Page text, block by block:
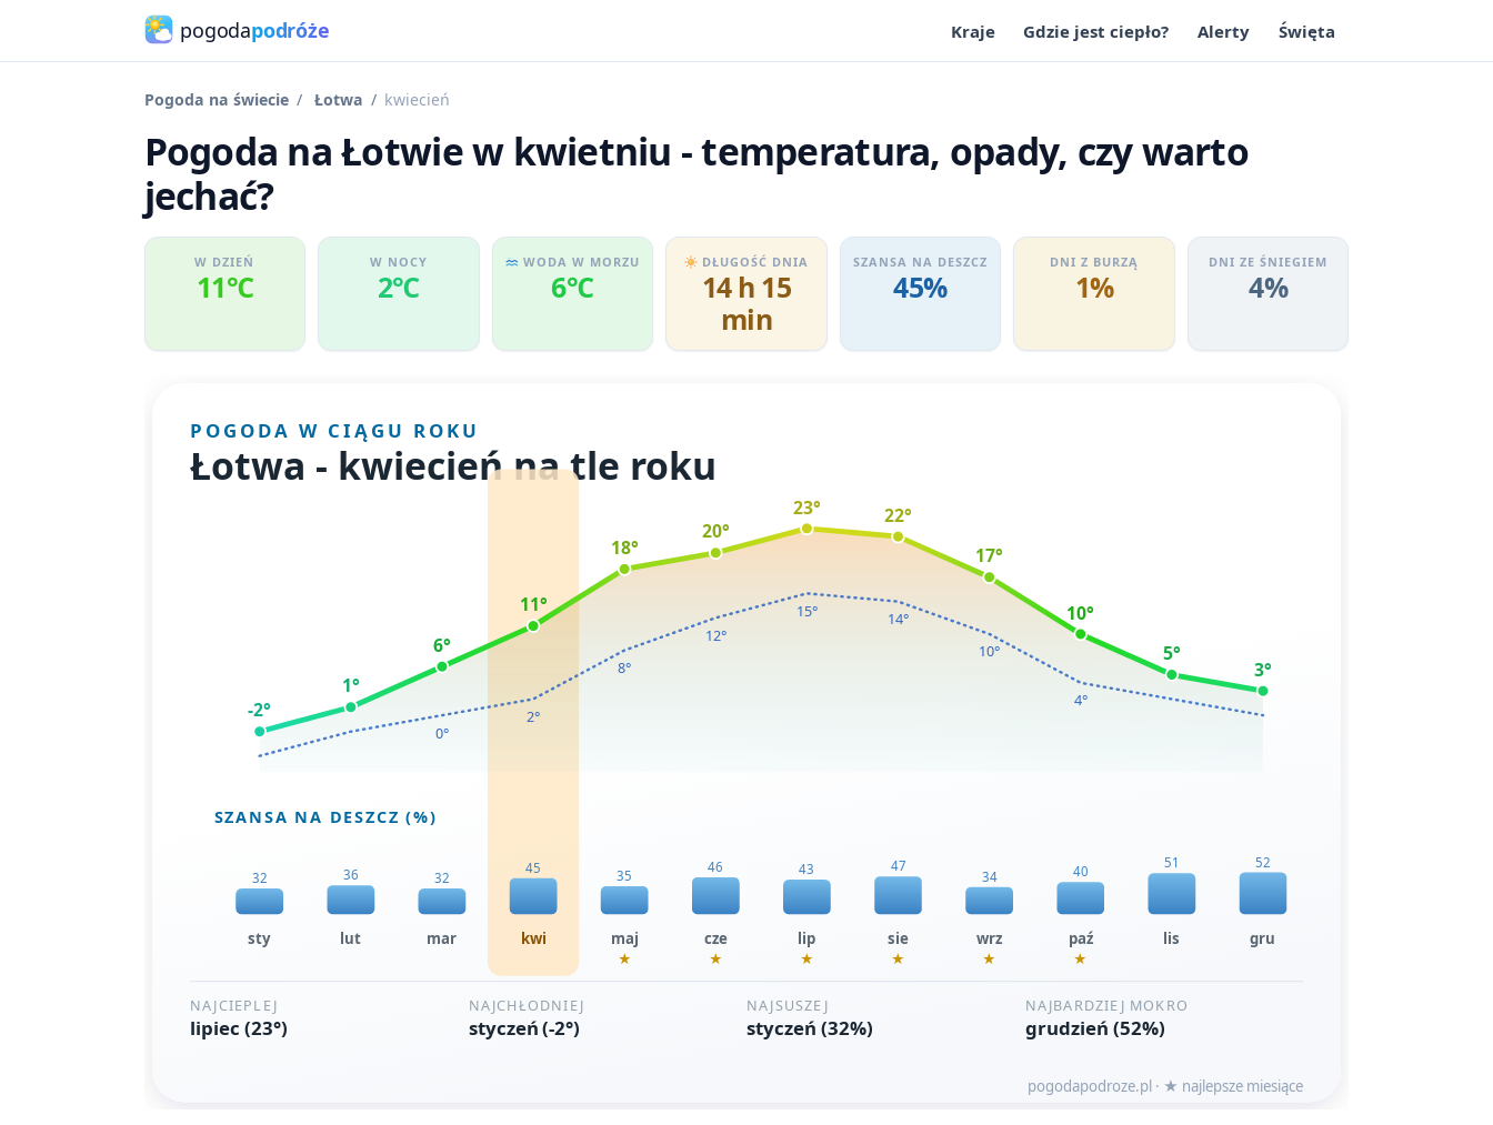
pogodapodróże Kraje Gdzie jest ciepło? Alerty Święta
Pogoda na świecie Łotwa kwiecień
Pogoda na Łotwie w kwietniu - temperatura, opady, czy warto
jechać?
W DZIEŃ
11℃
W NOCY
2℃
WODA W MORZU
6℃
DŁUGOŚĆ DNIA
14 h 15
min
SZANSA NA DESZCZ
45%
DNI Z BURZĄ
1%
DNI ZE ŚNIEGIEM
4%